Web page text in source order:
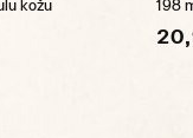
kožu 198